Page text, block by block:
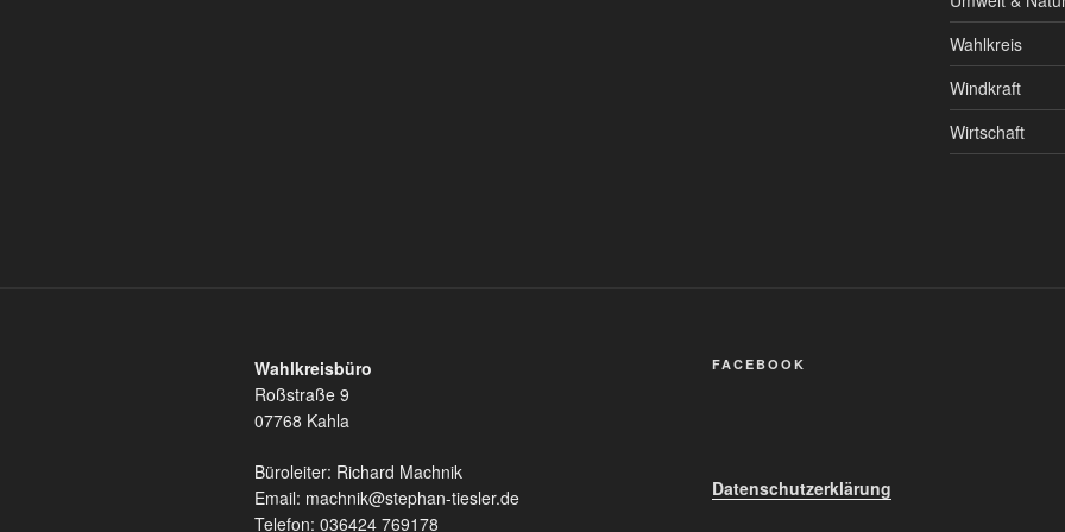
Wahlkreis
Windkraft
Wirtschaft
Wahlkreisbüro
Roßstraße 9
07768 Kahla
Büroleiter: Richard Machnik
Email: machnik@stephan-tiesler.de
Telefon: 036424 769178
FACEBOOK
Datenschutzerklärung